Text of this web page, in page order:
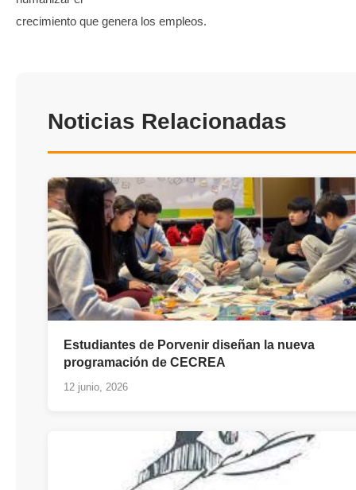
crecimiento que genera los empleos.
Noticias Relacionadas
Estudiantes de Porvenir diseñan la nueva
programación de CECREA
12 junio, 2026